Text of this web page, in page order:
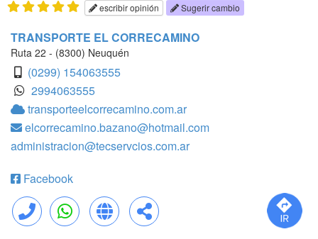
escribir opinión Sugerir cambio
TRANSPORTE EL CORRECAMINO
Ruta 22 - (8300) Neuquén
(0299) 154063555
2994063555
transporteelcorrecamino.com.ar
elcorrecamino.bazano@hotmail.com
administracion@tecservcios.com.ar
Facebook
Llamar WhatsApp Web Compartir